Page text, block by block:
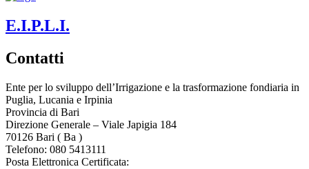
E.I.P.L.I.
Contatti
Ente per lo sviluppo dell’Irrigazione e la trasformazione fondiaria in
Puglia, Lucania e Irpinia
Provincia di Bari
Direzione Generale – Viale Japigia 184
70126 Bari ( Ba )
Telefono: 080 5413111
Posta Elettronica Certificata: